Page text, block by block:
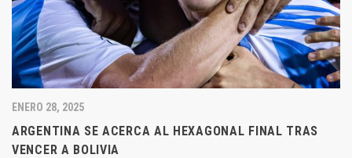
ENERO 28, 2025
ARGENTINA SE ACERCA AL HEXAGONAL FINAL TRAS
VENCER A BOLIVIA